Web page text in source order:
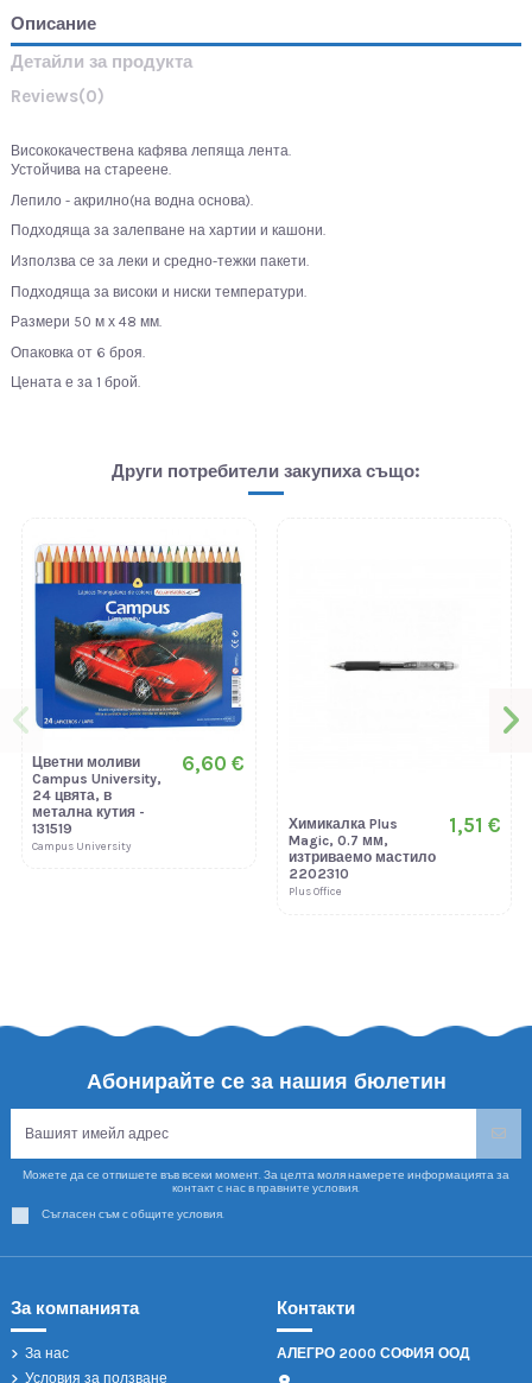
Описание
Детайли за продукта
Reviews(0)
Висококачествена кафява лепяща лента.
Устойчива на стареене.
Лепило - акрилно(на водна основа).
Подходяща за залепване на хартии и кашони.
Използва се за леки и средно-тежки пакети.
Подходяща за високи и ниски температури.
Размери 50 м х 48 мм.
Опаковка от 6 броя.
Цената е за 1 брой.
Други потребители закупиха също:
Цветни моливи
Campus University,
24 цвята, в
метална кутия -
131519
Campus University
6,60 €
Химикалка Plus
Magic, 0.7 мм,
изтриваемо мастило
2202310
Plus Office
1,51 €
Абонирайте се за нашия бюлетин
Можете да се отпишете във всеки момент. За целта моля намерете информацията за
контакт с нас в правните условия.
Съгласен съм с общите условия.
За компанията
За нас
Условия за ползване
Контакти
АЛЕГРО 2000 СОФИЯ ООД